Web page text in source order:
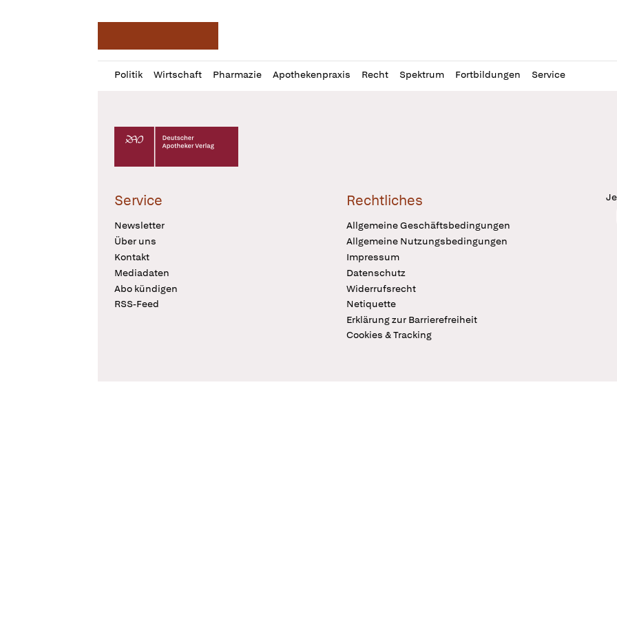
Politik Wirtschaft Pharmazie Apothekenpraxis Recht Spektrum Fortbildungen Service
Profil
öffnen
Daz
Pur
Deutscher Apotheker Verlag Logo
Service
Newsletter
Über uns
Kontakt
Mediadaten
Abo kündigen
RSS-Feed
Rechtliches
Allgemeine Geschäftsbedingungen
Allgemeine Nutzungsbedingungen
Impressum
Datenschutz
Widerrufsrecht
Netiquette
Erklärung zur Barrierefreiheit
Cookies & Tracking